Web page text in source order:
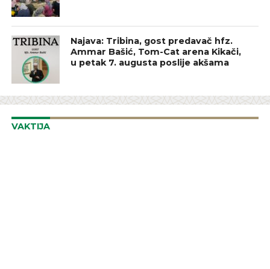
Najava: Tribina, gost predavač hfz.
Ammar Bašić, Tom-Cat arena Kikači,
u petak 7. augusta poslije akšama
VAKTIJA